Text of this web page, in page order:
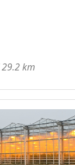
km